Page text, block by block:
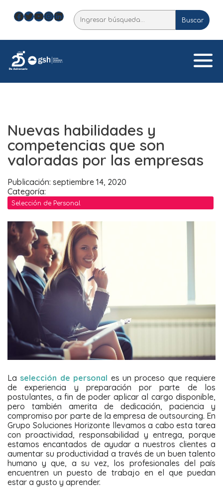
Facebook
Twitter
YouTube
Instagram
LinkedIn
Buscar
Buscar
Nuevas habilidades y
competencias que son
valoradas por las empresas
Publicación: septiembre 14, 2020
Categoría:
Selección de Personal
La selección de personal es un proceso que requiere
de experiencia y preparación por parte de los
postulantes, a fin de poder aplicar al cargo disponible,
pero también amerita de dedicación, paciencia y
compromiso por parte de la empresa de outsourcing. En
Grupo Soluciones Horizonte llevamos a cabo esta tarea
con proactividad, responsabilidad y entrega, porque
estamos encantados de ayudar a nuestros clientes a
aumentar su productividad a través de un buen talento
humano y que, a su vez, los profesionales del país
encuentren un puesto de trabajo en el que puedan
estar a gusto y aprender.